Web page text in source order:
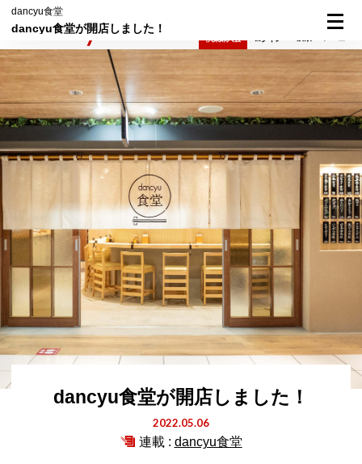
dancyu食堂
dancyu食堂が開店しました！
dancyu食堂が開店しました！
2022.05.06
連載 : dancyu食堂